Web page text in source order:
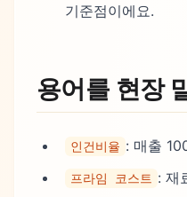
기준점이에요.
용어를 현장
인건비율 : 매출
프라임 코스트 : 재